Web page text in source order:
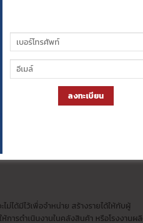
อกวัตถุดิบไว้ ในปริมาณที่เหมาะสมเพียงพอ
คลัง เพื่อป้องกันความผิดพลาด ควรมีระบบ
และตอบโจทย์ สามารถกำหนดสิทธิ์การใช้
ไปจนถึงการส่งออก
ลิตเป็นที่เรียบร้อย มีการตรวจสอบคุณภาพ
ละบรรจุภัณฑ์อีกครั้ง เพื่อให้มั่นใจว่าสินค้า
รรพื้นที่ จัดเก็บสินค้าในคลังมีประสิทธิภาพ
ได้มีไว้เพื่อจำหน่าย สร้างรายได้ให้กับผู้
การดำเนินงานในคลังสินค้า หรือโรงงานผ
ลงทะเบียน